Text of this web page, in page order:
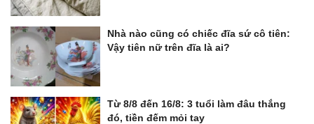
Nhà nào cũng có chiếc đĩa sứ cô tiên:
Vậy tiên nữ trên đĩa là ai?
Từ 8/8 đến 16/8: 3 tuổi làm đâu thắng
đó, tiền đếm mỏi tay